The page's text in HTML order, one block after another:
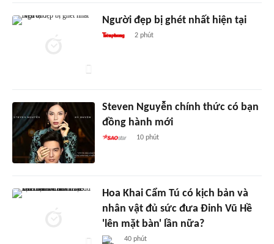
Người đẹp bị ghét nhất hiện tại
2 phút
Steven Nguyễn chính thức có bạn
đồng hành mới
10 phút
Hoa Khai Cẩm Tú có kịch bản và
nhân vật đủ sức đưa Đinh Vũ Hề
'lên mặt bàn' lần nữa?
40 phút